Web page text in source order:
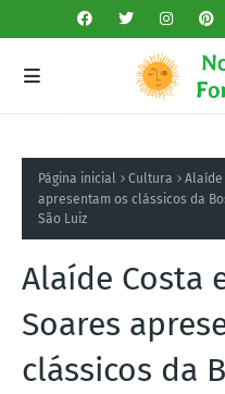
Página inicial Cultura
Alaíde
apresentam os clássicos da
São Luiz
Alaíde Costa
Soares
clássicos da